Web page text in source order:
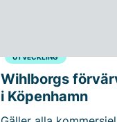
UTVECKLING
Wihlborgs
i Köpenhamn